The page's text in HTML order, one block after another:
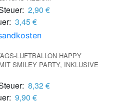
2,90 €
3,45 €
LUFTBALLON HAPPY
SMILEY PARTY, INKLUSIVE
8,32 €
9,90 €